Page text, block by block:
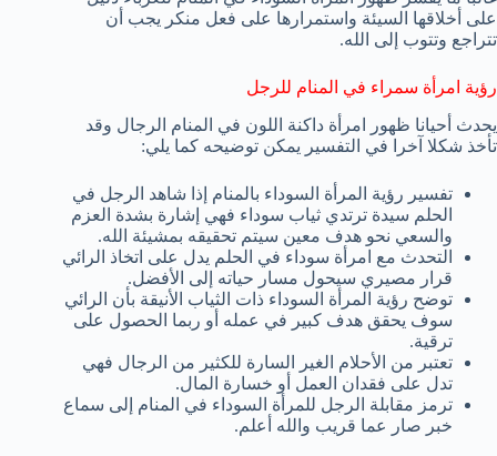
على أخلاقها السيئة واستمرارها على فعل منكر يجب أن
تتراجع وتتوب إلى الله.
رؤية امرأة سمراء في المنام للرجل
يحدث أحيانا ظهور امرأة داكنة اللون في المنام الرجال وقد
تأخذ شكلا آخرا في التفسير يمكن توضيحه كما يلي:
تفسير رؤية المرأة السوداء بالمنام إذا شاهد الرجل في
الحلم سيدة ترتدي ثياب سوداء فهي إشارة بشدة العزم
والسعي نحو هدف معين سيتم تحقيقه بمشيئة الله.
التحدث مع امرأة سوداء في الحلم يدل على اتخاذ الرائي
قرار مصيري سيحول مسار حياته إلى الأفضل.
توضح رؤية المرأة السوداء ذات الثياب الأنيقة بأن الرائي
سوف يحقق هدف كبير في عمله أو ربما الحصول على
ترقية.
تعتبر من الأحلام الغير السارة للكثير من الرجال فهي
تدل على فقدان العمل أو خسارة المال.
ترمز مقابلة الرجل للمرأة السوداء في المنام إلى سماع
خبر صار عما قريب والله أعلم.